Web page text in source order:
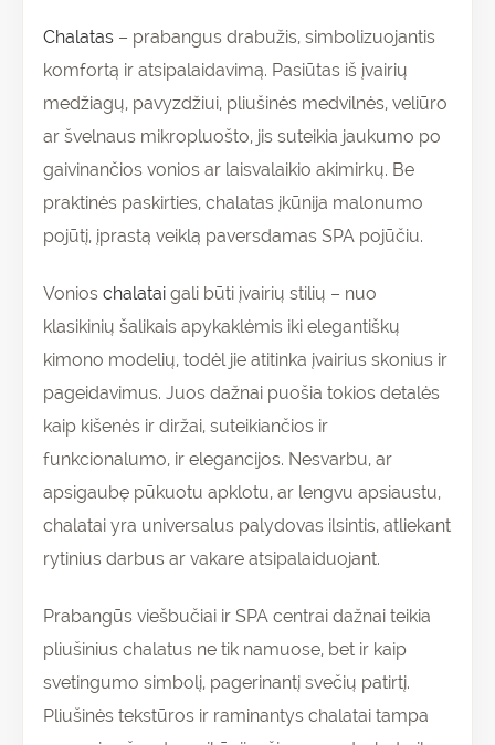
Chalatas – prabangus drabužis, simbolizuojantis
komfortą ir atsipalaidavimą. Pasiūtas iš įvairių
medžiagų, pavyzdžiui, pliušinės medvilnės, veliūro
ar švelnaus mikropluošto, jis suteikia jaukumo po
gaivinančios vonios ar laisvalaikio akimirkų. Be
praktinės paskirties, chalatas įkūnija malonumo
pojūtį, įprastą veiklą paversdamas SPA pojūčiu.
Vonios chalatai gali būti įvairių stilių – nuo
klasikinių šalikais apykaklėmis iki elegantiškų
kimono modelių, todėl jie atitinka įvairius skonius ir
pageidavimus. Juos dažnai puošia tokios detalės
kaip kišenės ir diržai, suteikiančios ir
funkcionalumo, ir elegancijos. Nesvarbu, ar
apsigaubę pūkuotu apklotu, ar lengvu apsiaustu,
chalatai yra universalus palydovas ilsintis, atliekant
rytinius darbus ar vakare atsipalaiduojant.
Prabangūs viešbučiai ir SPA centrai dažnai teikia
pliušinius chalatus ne tik namuose, bet ir kaip
svetingumo simbolį, pagerinantį svečių patirtį.
Pliušinės tekstūros ir raminantys chalatai tampa